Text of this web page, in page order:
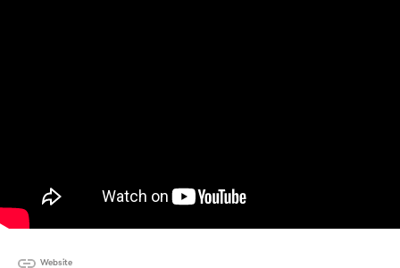
Website